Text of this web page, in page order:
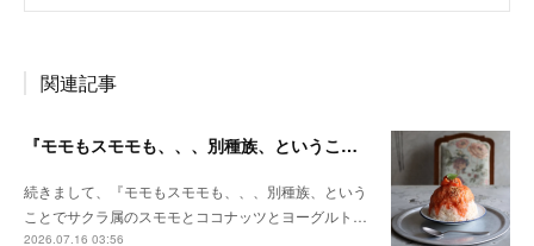
関連記事
『モモもスモモも、、、別種族、ということでサクラ属のスモモとココナッツとヨーグルトクリームでいたってすっきりサッパリ召し上がりたい方向けのかき氷』
続きまして、『モモもスモモも、、、別種族、という
ことでサクラ属のスモモとココナッツとヨーグルト…
2026.07.16 03:56